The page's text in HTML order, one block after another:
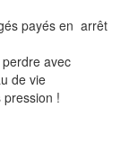
payés en arrêt
avec
de vie
!